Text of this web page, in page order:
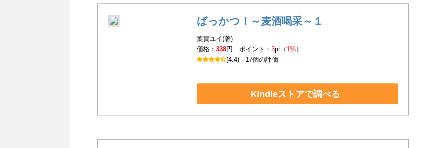
ばっかつ！～麦酒喝采～１
葉賀ユイ(著)
価格：338円 ポイント：3pt（ 1% ）
(4.4) 17個の評価
Kindleストアで調べる